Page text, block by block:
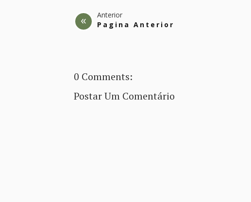
Anterior
Pagina Anterior
0 Comments:
Postar Um Comentário